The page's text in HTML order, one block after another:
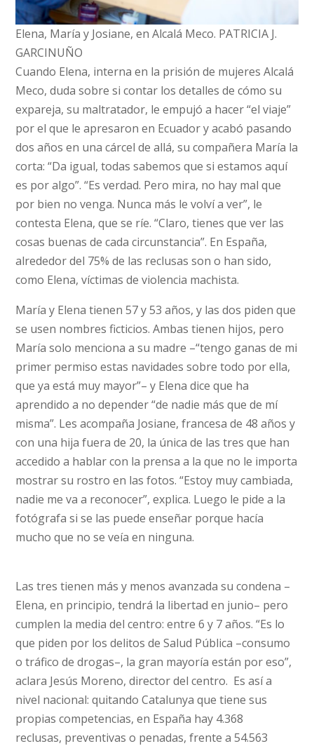
Elena, María y Josiane, en Alcalá Meco. PATRICIA J.
GARCINUÑO
Cuando Elena, interna en la prisión de mujeres Alcalá
Meco, duda sobre si contar los detalles de cómo su
expareja, su maltratador, le empujó a hacer “el viaje”
por el que le apresaron en Ecuador y acabó pasando
dos años en una cárcel de allá, su compañera María la
corta: “Da igual, todas sabemos que si estamos aquí
es por algo”. “Es verdad. Pero mira, no hay mal que
por bien no venga. Nunca más le volví a ver”, le
contesta Elena, que se ríe. “Claro, tienes que ver las
cosas buenas de cada circunstancia”. En España,
alrededor del 75% de las reclusas son o han sido,
como Elena, víctimas de violencia machista.
María y Elena tienen 57 y 53 años, y las dos piden que
se usen nombres ficticios. Ambas tienen hijos, pero
María solo menciona a su madre –“tengo ganas de mi
primer permiso estas navidades sobre todo por ella,
que ya está muy mayor”– y Elena dice que ha
aprendido a no depender “de nadie más que de mí
misma”. Les acompaña Josiane, francesa de 48 años y
con una hija fuera de 20, la única de las tres que han
accedido a hablar con la prensa a la que no le importa
mostrar su rostro en las fotos. “Estoy muy cambiada,
nadie me va a reconocer”, explica. Luego le pide a la
fotógrafa si se las puede enseñar porque hacía
mucho que no se veía en ninguna.
Las tres tienen más y menos avanzada su condena –
Elena, en principio, tendrá la libertad en junio– pero
cumplen la media del centro: entre 6 y 7 años. “Es lo
que piden por los delitos de Salud Pública –consumo
o tráfico de drogas–, la gran mayoría están por eso”,
aclara Jesús Moreno, director del centro. Es así a
nivel nacional: quitando Catalunya que tiene sus
propias competencias, en España hay 4.368
reclusas, preventivas o penadas, frente a 54.563